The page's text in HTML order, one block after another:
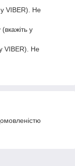
VIBER). Не
у
VIBER). Не